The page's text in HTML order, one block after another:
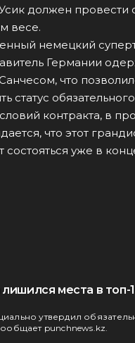
должен провести
весе.
немецкий
Германии
что
статус
контракта, в
что этот
уже в
места в топ-
утвердил
punchnews.kz.